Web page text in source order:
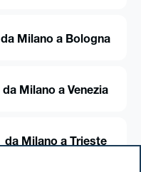
da Milano a Bologna
da Milano a Venezia
da Milano a Trieste